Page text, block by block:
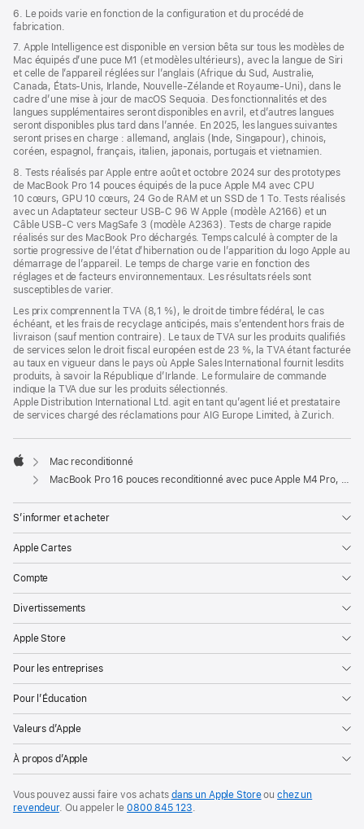
6. Le poids varie en fonction de la configuration et du procédé de
fabrication.
7. Apple Intelligence est disponible en version bêta sur tous les modèles de
Mac équipés d’une puce M1 (et modèles ultérieurs), avec la langue de Siri
et celle de l’appareil réglées sur l’anglais (Afrique du Sud, Australie,
Canada, États-Unis, Irlande, Nouvelle-Zélande et Royaume-Uni), dans le
cadre d’une mise à jour de macOS Sequoia. Des fonctionnalités et des
langues supplémentaires seront disponibles en avril, et d’autres langues
seront disponibles plus tard dans l’année. En 2025, les langues suivantes
seront prises en charge : allemand, anglais (Inde, Singapour), chinois,
coréen, espagnol, français, italien, japonais, portugais et vietnamien.
8. Tests réalisés par Apple entre août et octobre 2024 sur des prototypes
de MacBook Pro 14 pouces équipés de la puce Apple M4 avec CPU
10 cœurs, GPU 10 cœurs, 24 Go de RAM et un SSD de 1 To. Tests réalisés
avec un Adaptateur secteur USB-C 96 W Apple (modèle A2166) et un
Câble USB-C vers MagSafe 3 (modèle A2363). Tests de charge rapide
réalisés sur des MacBook Pro déchargés. Temps calculé à compter de la
sortie progressive de l’état d’hibernation ou de l’apparition du logo Apple au
démarrage de l’appareil. Le temps de charge varie en fonction des
réglages et de facteurs environnementaux. Les résultats réels sont
susceptibles de varier.
Les prix comprennent la TVA (8,1 %), le droit de timbre fédéral, le cas
échéant, et les frais de recyclage anticipés, mais s’entendent hors frais de
livraison (sauf mention contraire). Le taux de TVA sur les produits qualifiés
de services selon le droit fiscal européen est de 23 %, la TVA étant facturée
au taux en vigueur dans le pays où Apple Sales International fournit lesdits
produits, à savoir la République d’Irlande. Le formulaire de commande
indique la TVA due sur les produits sélectionnés.
Apple Distribution International Ltd. agit en tant qu’agent lié et prestataire
de services chargé des réclamations pour AIG Europe Limited, à Zurich.
Apple
Mac reconditionné
MacBook Pro 16 pouces reconditionné avec puce Apple M4 Pro, CPU 14 cœurs et GPU 20 cœurs - Argent
S’informer et acheter
Apple Cartes
Compte
Divertissements
Apple Store
Pour les entreprises
Pour l’Éducation
Valeurs d’Apple
À propos d’Apple
Vous pouvez aussi faire vos achats dans un Apple Storeouchez un
revendeur. Ouappeler le0800 845 123.